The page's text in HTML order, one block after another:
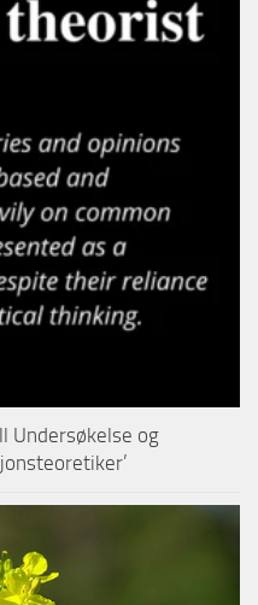
Undersøkelse og